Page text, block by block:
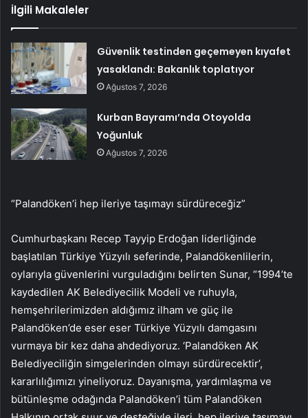
İlgili Makaleler
Güvenlik testinden geçemeyen kıyafet
yasaklandı: Bakanlık toplatıyor
Ağustos 7, 2026
Kurban Bayramı’nda Otoyolda
Yoğunluk
Ağustos 7, 2026
“Palandöken’i hep ileriye taşımayı sürdüreceğiz”
Cumhurbaşkanı Recep Tayyip Erdoğan liderliğinde
başlatılan Türkiye Yüzyılı seferinde, Palandökenlilerin,
oylarıyla güvenlerini vurguladığını belirten Sunar, “1994’te
kaydedilen AK Belediyecilik Modeli ve ruhuyla,
hemşehrilerimizden aldığımız ilham ve güç ile
Palandöken’de eser eser Türkiye Yüzyılı damgasını
vurmaya bir kez daha ahdediyoruz. ‘Palandöken AK
Belediyeciliğin simgelerinden olmayı sürdürecektir’,
kararlılığımızı yineliyoruz. Dayanışma, yardımlaşma ve
bütünleşme odağında Palandöken’i tüm Palandöken